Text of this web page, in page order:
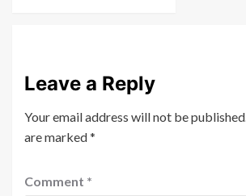
Leave a Reply
Your email address will not be published.
are marked*
Comment *